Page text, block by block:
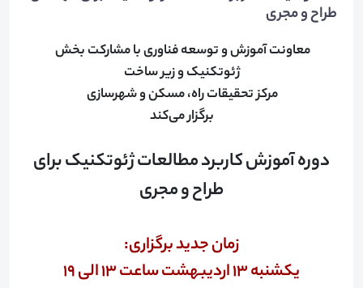
طراح و مجری
معاونت آموزش و توسعه فناوری با مشارکت بخش
ژئوتکنیک و زیر ساخت
مرکز تحقیقات راه، مسکن و شهرسازی
برگزار می‌کند
دوره آموزش کاربرد مطالعات ژئوتکنیک برای
طراح و مجری
زمان جدید برگزاری:
یکشنبه 13 اردیبهشت ساعت 13 الی 19